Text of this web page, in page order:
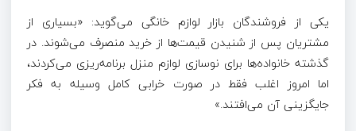
یکی از فروشندگان بازار لوازم خانگی می‌گوید: «بسیاری از
مشتریان پس از شنیدن قیمت‌ها از خرید منصرف می‌شوند. در
گذشته خانواده‌ها برای نوسازی لوازم منزل برنامه‌ریزی می‌کردند،
اما امروز اغلب فقط در صورت خرابی کامل وسیله به فکر
جایگزینی آن می‌افتند.»